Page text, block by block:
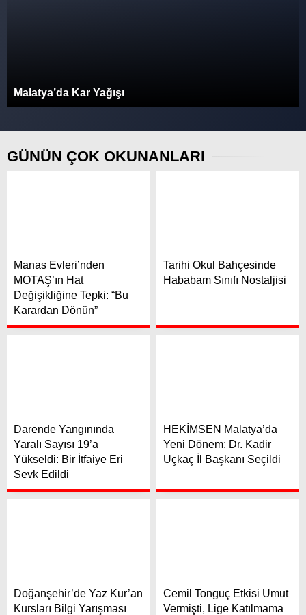
Malatya’da Kar Yağışı
GÜNÜN ÇOK OKUNANLARI
Manas Evleri’nden
MOTAŞ’ın Hat
Değişikliğine Tepki: “Bu
Karardan Dönün”
Tarihi Okul Bahçesinde
Hababam Sınıfı Nostaljisi
Darende Yangınında
Yaralı Sayısı 19’a
Yükseldi: Bir İtfaiye Eri
Sevk Edildi
HEKİMSEN Malatya’da
Yeni Dönem: Dr. Kadir
Uçkaç İl Başkanı Seçildi
Doğanşehir’de Yaz Kur’an
Kursları Bilgi Yarışması
Cemil Tonguç Etkisi Umut
Vermişti, Lige Katılmama